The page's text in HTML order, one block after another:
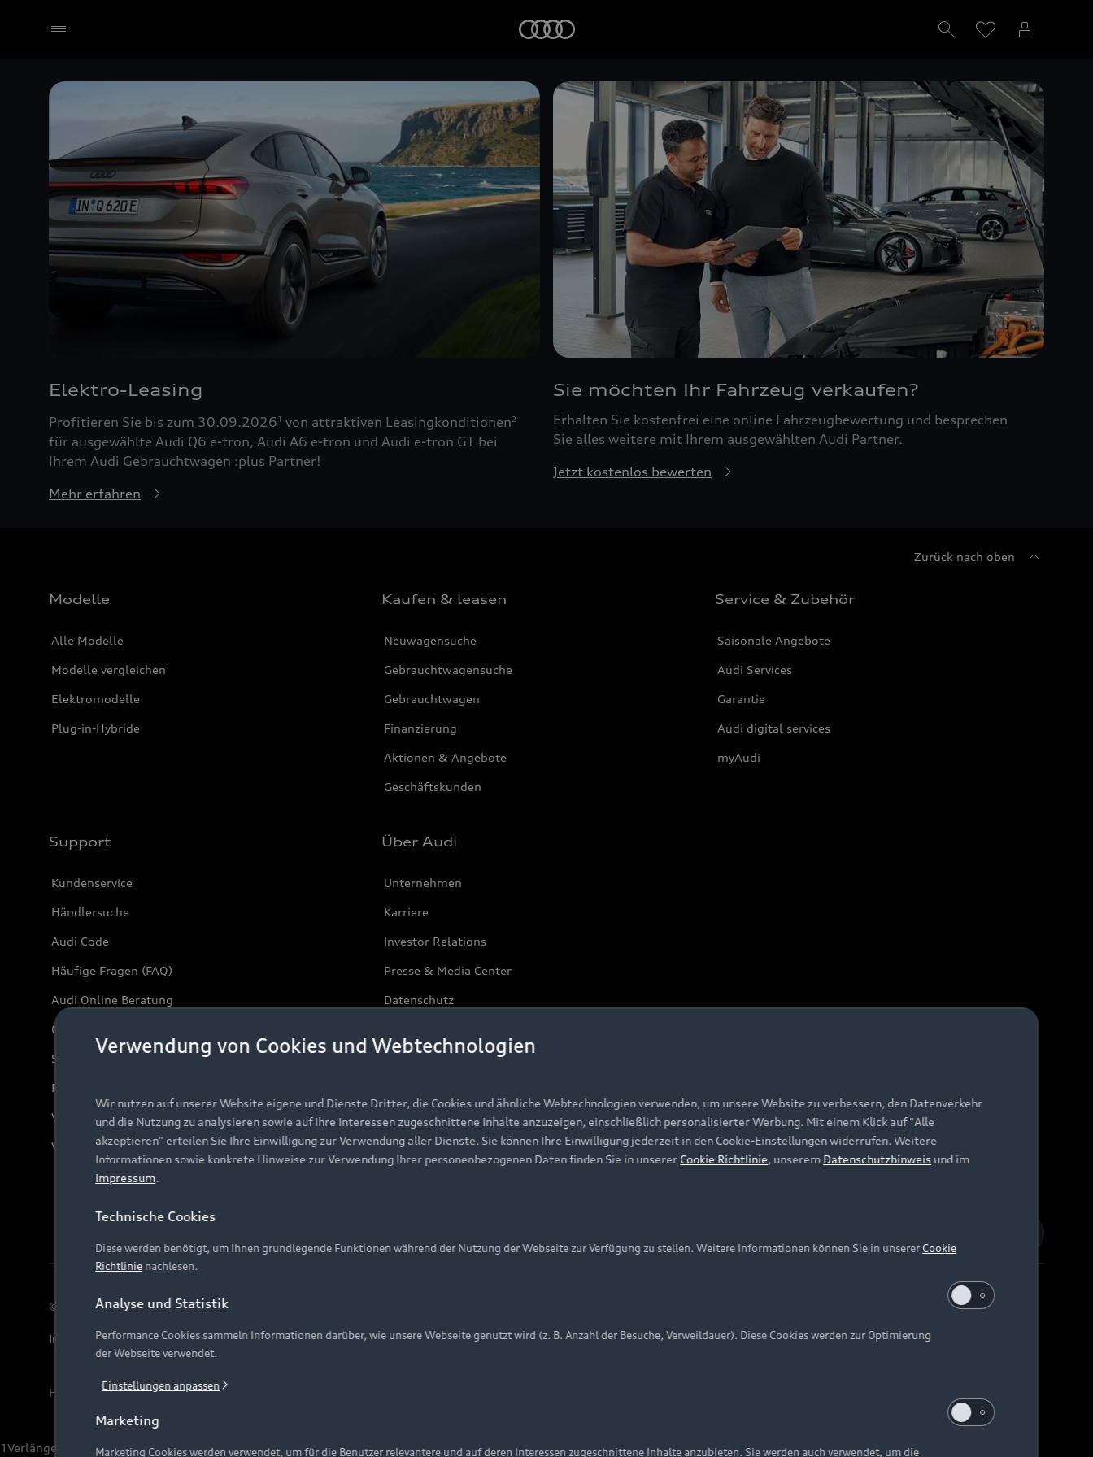
Elektro-Leasing
Profitieren Sie bis zum 30.09.20261 von attraktiven Leasingkonditionen2
für ausgewählte Audi Q6 e-tron, Audi A6 e-tron und Audi e-tron GT bei
Ihrem Audi Gebrauchtwagen :plus Partner!
Mehr erfahren
Sie möchten Ihr Fahrzeug verkaufen?
Erhalten Sie kostenfrei eine online Fahrzeugbewertung und besprechen
Sie alles weitere mit Ihrem ausgewählten Audi Partner.
Jetzt kostenlos bewerten
Zurück nach oben
Modelle
Alle Modelle
Modelle vergleichen
Elektromodelle
Plug-in-Hybride
Kaufen & leasen
Neuwagensuche
Gebrauchtwagensuche
Gebrauchtwagen
Finanzierung
Aktionen & Angebote
Geschäftskunden
Service & Zubehör
Saisonale Angebote
Audi Services
Garantie
Audi digital services
myAudi
Support
Kundenservice
Händlersuche
Audi Code
Häufige Fragen (FAQ)
Audi Online Beratung
Online-Terminvereinbarung
Servicekontakt
Bordbuch & Bedienungsanleitungen
Verträge kündigen
Vertrag widerrufen
Über Audi
Unternehmen
Karriere
Investor Relations
Presse & Media Center
Datenschutz
© 2026 AUDI AG. Alle Rechte vorbehalten
Impressum Rechtliches Hinweisgebersystem Datenschutzinformation Cookie-Einstellungen Cookie-Richtlinie Barrierefreiheit Digital Services Act
Hinweis: Die aktuelle Darstellung und Anordnung der Embleme am Fahrzeug bei allen Abbildungen auf dieser Webseite kann abweichen.
1Verlängerung vorbehalten.
Verwendung von Cookies und Webtechnologien
Wir nutzen auf unserer Website eigene und Dienste Dritter, die Cookies und ähnliche Webtechnologien verwenden, um unsere Website zu verbessern, den Datenverkehr
und die Nutzung zu analysieren sowie auf Ihre Interessen zugeschnittene Inhalte anzuzeigen, einschließlich personalisierter Werbung. Mit einem Klick auf "Alle
akzeptieren" erteilen Sie Ihre Einwilligung zur Verwendung aller Dienste. Sie können Ihre Einwilligung jederzeit in den Cookie-Einstellungen widerrufen. Weitere
Informationen sowie konkrete Hinweise zur Verwendung Ihrer personenbezogenen Daten finden Sie in unserer Cookie Richtlinie, unserem Datenschutzhinweis und im
Impressum.
Technische Cookies
Diese werden benötigt, um Ihnen grundlegende Funktionen während der Nutzung der Webseite zur Verfügung zu stellen. Weitere Informationen können Sie in unsererCookie
Richtlinie nachlesen.
Analyse und Statistik
Performance Cookies sammeln Informationen darüber, wie unsere Webseite genutzt wird (z. B. Anzahl der Besuche, Verweildauer). Diese Cookies werden zur Optimierung
der Webseite verwendet.
Einstellungen anpassen
Marketing
Marketing Cookies werden verwendet, um für die Benutzer relevantere und auf deren Interessen zugeschnittene Inhalte anzubieten. Sie werden auch verwendet, um die